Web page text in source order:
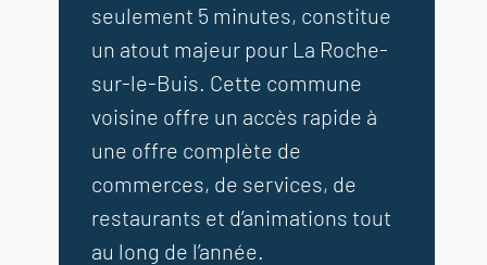
seulement 5 minutes, constitue
un atout majeur pour La Roche-
sur-le-Buis. Cette commune
voisine offre un accès rapide à
une offre complète de
commerces, de services, de
restaurants et d’animations tout
au long de l’année.